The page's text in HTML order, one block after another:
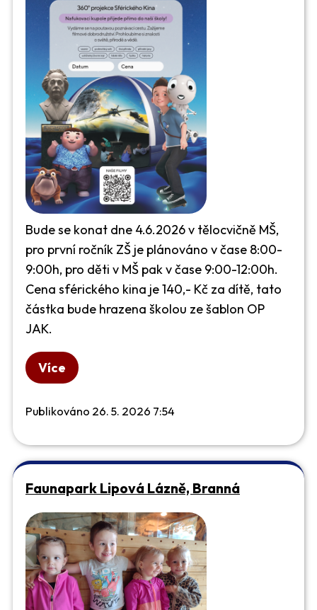
Bude se konat dne 4.6.2026 v tělocvičně MŠ,
pro první ročník ZŠ je plánováno v čase 8:00-
9:00h, pro děti v MŠ pak v čase 9:00-12:00h.
Cena sférického kina je 140,- Kč za dítě, tato
částka bude hrazena školou ze šablon OP
JAK.
Více
Publikováno 26. 5. 2026 7:54
Faunapark Lipová Lázně, Branná